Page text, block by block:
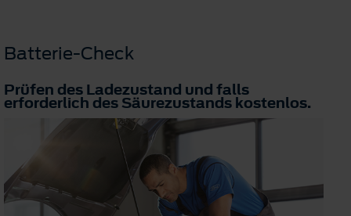
Batterie-Check
Prüfen des Ladezustand und falls
erforderlich des Säurezustandskostenlos.